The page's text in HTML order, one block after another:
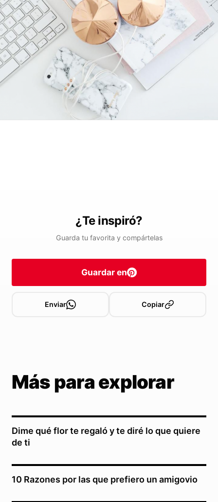
¿Te inspiró?
Guarda tu favorita y compártelas
Guardar en
Enviar Copiar
Más para explorar
Dime qué flor te regaló y te diré lo que quiere
de ti
10 Razones por las que prefiero un amigovio